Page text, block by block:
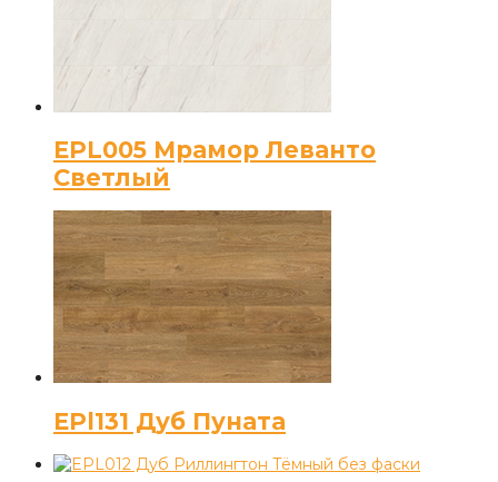
EPL005 Мрамор Леванто
Светлый
EPl131 Дуб Пуната